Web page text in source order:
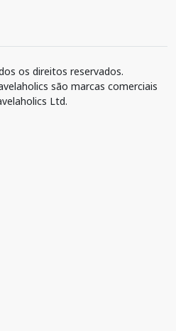
os direitos reservados.
são marcas comerciais
Ltd.